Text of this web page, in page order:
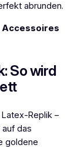
abrunden.
Accessoires
So wird
–
das
goldene